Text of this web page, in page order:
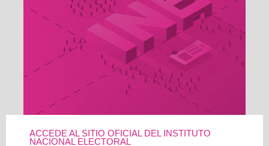
ACCEDE AL SITIO OFICIAL DEL INSTITUTO
NACIONAL ELECTORAL